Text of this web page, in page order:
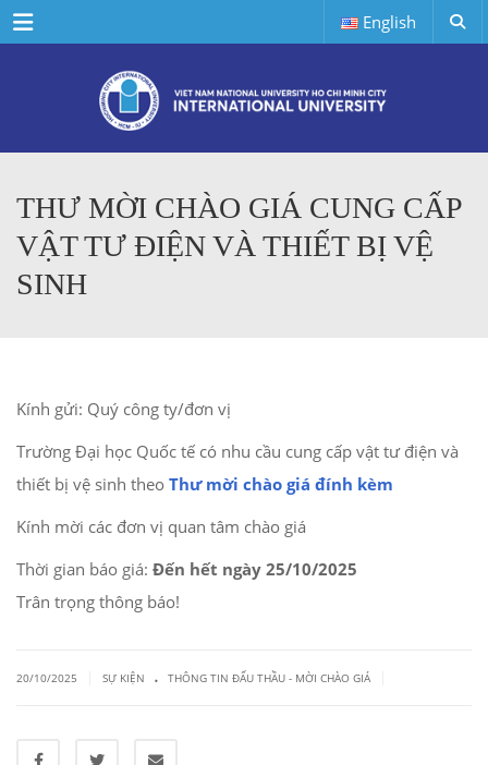
Menu English
THƯ MỜI CHÀO GIÁ CUNG CẤP
VẬT TƯ ĐIỆN VÀ THIẾT BỊ VỆ
SINH
Kính gửi: Quý công ty/đơn vị
Trường Đại học Quốc tế có nhu cầu cung cấp vật tư điện và
thiết bị vệ sinh theo Thư mời chào giá đính kèm
Kính mời các đơn vị quan tâm chào giá
Thời gian báo giá: Đến hết ngày 25/10/2025
Trân trọng thông báo!
20/10/2025 SỰ KIỆN . THÔNG TIN ĐẤU THẦU - MỜI CHÀO GIÁ